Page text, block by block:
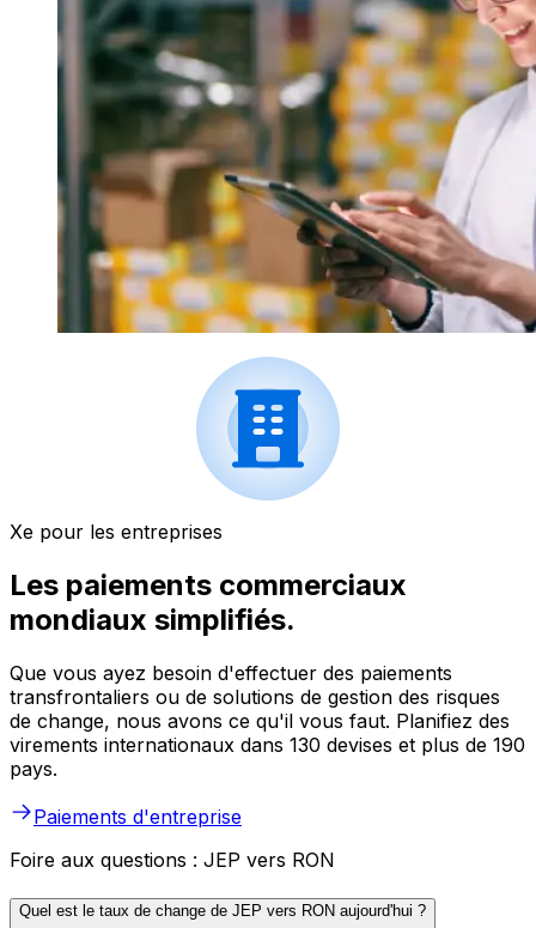
Xe pour les entreprises
Les paiements commerciaux
mondiaux simplifiés.
Que vous ayez besoin d'effectuer des paiements
transfrontaliers ou de solutions de gestion des risques
de change, nous avons ce qu'il vous faut. Planifiez des
virements internationaux dans 130 devises et plus de 190
pays.
Paiements d'entreprise
Foire aux questions : JEP vers RON
Quel est le taux de change de JEP vers RON aujourd'hui ?